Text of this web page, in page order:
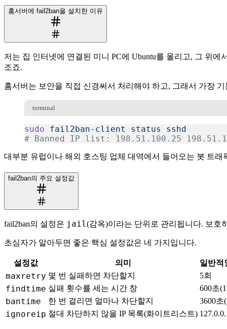
홈서버에 fail2ban을 설치한 이유
저는 집 인터넷에 연결된 미니 PC에 Ubuntu를 올리고, 그 위
조죠.
홈서버는 보안을 직접 신경써서 처리해야 하고, 그래서 가장
terminal
sudo fail2ban-client status
sshd
# Banned IP list: 198.51.100.25
대부분 유럽이나 해외 호스팅 업체 대역에서 들어오는 봇 트
fail2ban의 주요 설정값
fail2ban의 설정은 jail(감옥)이라는 단위로 관리됩니다. 보호
초심자가 알아두면 좋은 핵심 설정값은 네 가지입니다.
설정값 의미 일반적
maxretry 몇 번 실패하면 차단할지 5회
findtime 실패 횟수를 세는 시간 창 600초
bantime 한 번 걸리면 얼마나 차단할지 3600초
ignoreip 절대 차단하지 않을 IP 목록(화이트리스트)